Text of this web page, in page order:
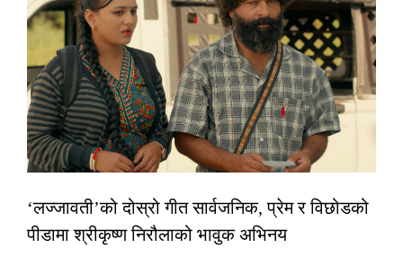
‘लज्जावती’को दोस्रो गीत सार्वजनिक, प्रेम र विछोडको
पीडामा श्रीकृष्ण निरौलाको भावुक अभिनय